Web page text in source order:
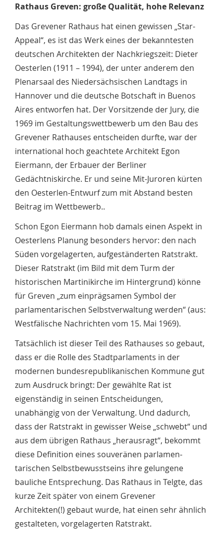
Rathaus Greven: große Qualität, hohe Relevanz
Das Grevener Rathaus hat einen gewissen „Star-
Appeal“, es ist das Werk eines der bekannte­sten
deutschen Architekten der Nachkriegszeit: Dieter
Oesterlen (1911 – 1994), der unter anderem den
Plenarsaal des Niedersächsischen Landtags in
Hannover und die deutsche Botschaft in Buenos
Aires entworfen hat. Der Vorsitzende der Jury, die
1969 im Gestaltungs­wettbewerb um den Bau des
Grevener Rathauses entscheiden durfte, war der
international hoch geachtete Architekt Egon
Eiermann, der Erbauer der Berliner
Gedächtniskirche. Er und seine Mit-Juroren kürten
den Oesterlen-Entwurf zum mit Abstand besten
Beitrag im Wettbewerb..
Schon Egon Eiermann hob damals einen Aspekt in
Oesterlens Planung besonders hervor: den nach
Süden vorgelagerten, aufge­stän­derten Ratstrakt.
Dieser Rats­trakt (im Bild mit dem Turm der
historischen Martinikirche im Hintergrund) könne
für Greven „zum einprägsamen Symbol der
parlamenta­rischen Selbstverwaltung werden“ (aus:
Westfälische Nachrichten vom 15. Mai 1969).
Tatsächlich ist dieser Teil des Rathauses so gebaut,
dass er die Rolle des Stadt­parlaments in der
modernen bundesrepublikanischen Kommune gut
zum Ausdruck bringt: Der gewählte Rat ist
eigenständig in seinen Entscheidungen,
unabhängig von der Verwaltung. Und da­durch,
dass der Ratstrakt in gewisser Weise „schwebt“ und
aus dem übrigen Rathaus „heraus­ragt“, bekommt
diese Defini­tion eines souveränen parlamen­
tarischen Selbstbewusstseins ihre gelungene
bauliche Ent­sprechung. Das Rathaus in Telgte, das
kurze Zeit später von einem Grevener
Architekten(!) gebaut wurde, hat einen sehr ähnlich
gestalteten, vorgelagerten Ratstrakt.